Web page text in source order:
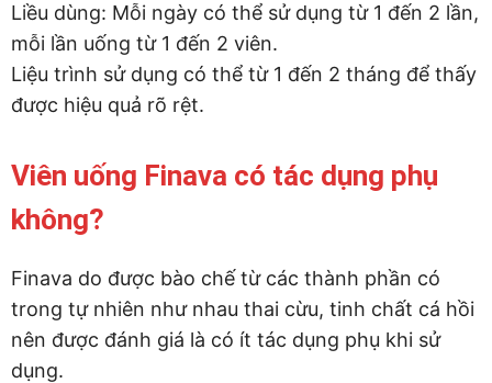
Liều dùng: Mỗi ngày có thể sử dụng từ 1 đến 2 lần,
mỗi lần uống từ 1 đến 2 viên.
Liệu trình sử dụng có thể từ 1 đến 2 tháng để thấy
được hiệu quả rõ rệt.
Viên uống Finava có tác dụng phụ
không?
Finava do được bào chế từ các thành phần có
trong tự nhiên như nhau thai cừu, tinh chất cá hồi
nên được đánh giá là có ít tác dụng phụ khi sử
dụng.